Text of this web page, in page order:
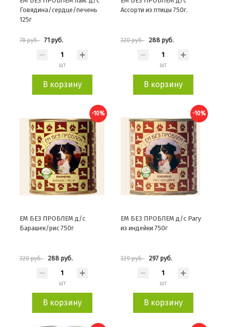
Говядина/сердце/печень
125г
78 руб. 71 руб.
шт
В корзину
Ассорти из птицы 750г.
320 руб. 288 руб.
шт
В корзину
-10%
ЕМ БЕЗ ПРОБЛЕМ д/с
Барашек/рис 750г
320 руб. 288 руб.
шт
В корзину
-10%
ЕМ БЕЗ ПРОБЛЕМ д/с Рагу
из индейки 750г
329 руб. 297 руб.
шт
В корзину